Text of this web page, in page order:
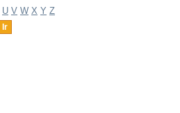
U V W X Y Z